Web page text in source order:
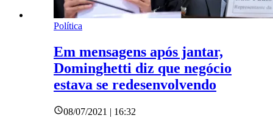
Política
Em mensagens após jantar,
Dominghetti diz que negócio
estava se redesenvolvendo
08/07/2021 | 16:32